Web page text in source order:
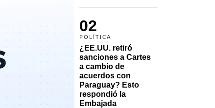
02
POLÍTICA
¿EE.UU. retiró
sanciones a Cartes
a cambio de
acuerdos con
Paraguay? Esto
respondió la
Embajada